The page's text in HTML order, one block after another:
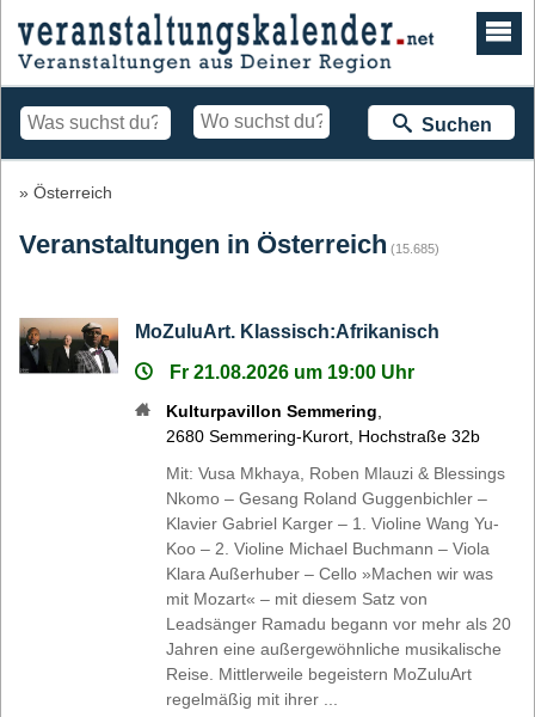
Suchen
Österreich
Veranstaltungen in Österreich (15.685)
MoZuluArt. Klassisch:Afrikanisch
Fr 21.08.2026 um 19:00 Uhr
Kulturpavillon Semmering
2680 Semmering-Kurort Hochstraße 32b
Mit: Vusa Mkhaya, Roben Mlauzi & Blessings
Nkomo – Gesang Roland Guggenbichler –
Klavier Gabriel Karger – 1. Violine Wang Yu-
Koo – 2. Violine Michael Buchmann – Viola
Klara Außerhuber – Cello »Machen wir was
mit Mozart« – mit diesem Satz von
Leadsänger Ramadu begann vor mehr als 20
Jahren eine außergewöhnliche musikalische
Reise. Mittlerweile begeistern MoZuluArt
regelmäßig mit ihrer ...